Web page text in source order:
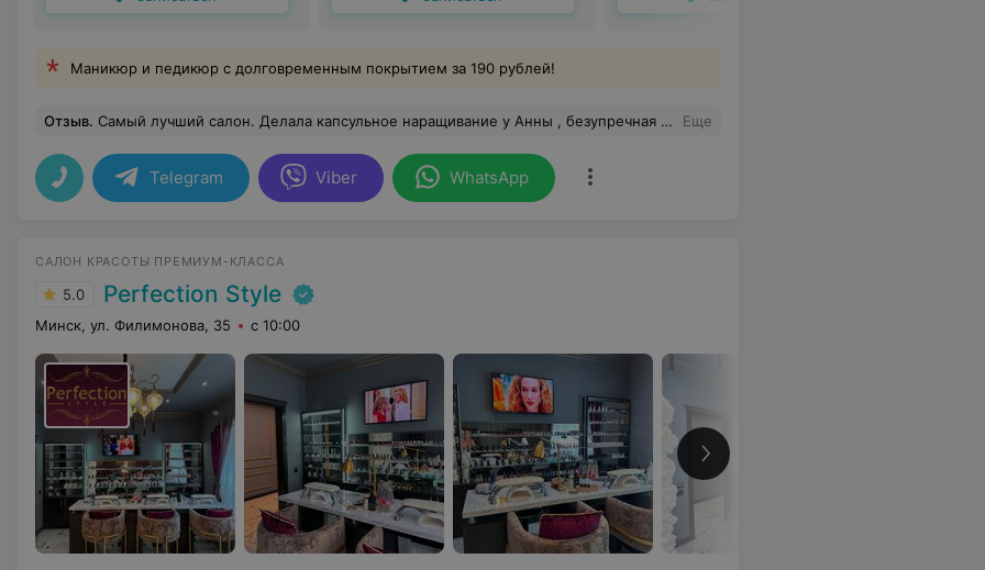
Маникюр и педикюр с долговременным покрытием за 190 рублей!
Отзыв. Самый лучший салон. Делала капсульное наращивание у Анны , безупречная работа . Вышла после процедуры на седьмом небе от счастья . Еще
Telegram Viber WhatsApp
САЛОН КРАСОТЫ ПРЕМИУМ-КЛАССА
5.0 Perfection Style
Минск, ул. Филимонова, 35 с 10:00